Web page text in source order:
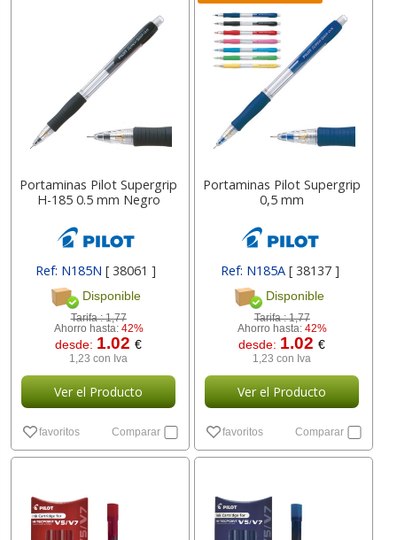
Portaminas Pilot Supergrip
H-185 0.5 mm Negro
Ref: N185N[ 38061 ]
Disponible
Tarifa :1,77
Ahorro hasta: 42%
desde: 1.02€
1,23 con Iva
Ver el Producto
favoritos Comparar
Portaminas Pilot Supergrip
0,5 mm
Ref: N185A [ 38137 ]
Disponible
Tarifa :1,77
Ahorro hasta: 42%
desde: 1.02€
1,23 con Iva
Ver el Producto
favoritos Comparar